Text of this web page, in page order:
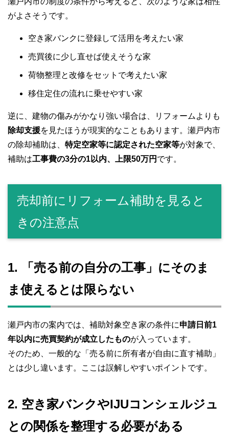
がよさそうです。
空き家バンクに登録して活用を考えたい家
売買後に少し直せば使えそうな家
荷物整理と改修をセットで考えたい家
移住定住の流れに乗せやすい家
逆に、建物の傷みがかなり強い場合は、リフォームよりも
除却支援を見たほうが現実的なこともあります。瀬戸内市
の除却補助は、 特定空家等に認定された空家等が対象で、
補助は工事費の3分の1以内、上限50万円 です。
売却前にリフォーム補助を見ると
きの注意点
1. 「売る前の自分の工事」にそのま
ま使えるとは限らない
瀬戸内市の案内では、補助対象空き家の条件に申請日前1
年以内に売買契約が成立したものが入っています。
そのため、一般的な「売る前に所有者が自由に直す補助」
とは少し違います。ここは誤解しやすいポイントです。
2. 空き家バンクやIJUコンシェルジュ
との関係を整理する必要がある